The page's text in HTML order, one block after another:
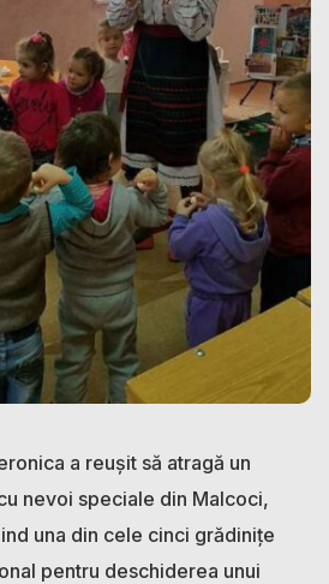
a reușit să atragă un
nevoi speciale din Malcoci,
una din cele cinci grădinițe
pentru deschiderea unui